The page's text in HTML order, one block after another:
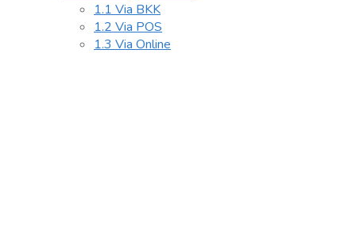
1.1Via BKK
1.2Via POS
1.3Via Online